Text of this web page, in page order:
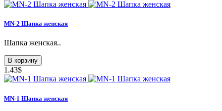
MN-2 Шапка женская
Шапка женская..
В корзину
1.43$
MN-1 Шапка женская